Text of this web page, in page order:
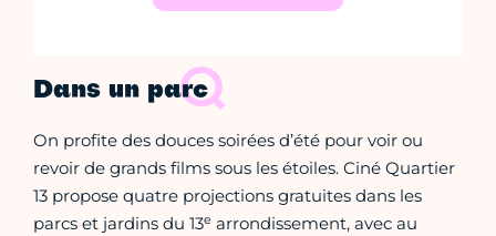
Dans un parc
On profite des douces soirées d’été pour voir ou
revoir de grands films sous les étoiles. Ciné Quartier
13 propose quatre projections gratuites dans les
parcs et jardins du 13e arrondissement, avec au